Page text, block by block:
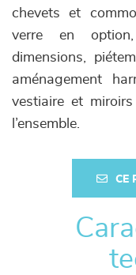
chevets et
verre en
dimensions,
aménagement
vestiaire et
l’ensemble.
CE